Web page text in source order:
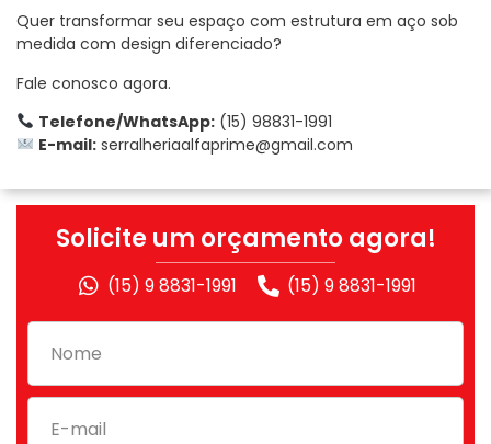
Quer transformar seu espaço com estrutura em aço sob
medida com design diferenciado?
Fale conosco agora.
Telefone/WhatsApp: (15) 98831-1991
E-mail: serralheriaalfaprime@gmail.com
Solicite um orçamento agora!
(15) 9 8831-1991 (15) 9 8831-1991